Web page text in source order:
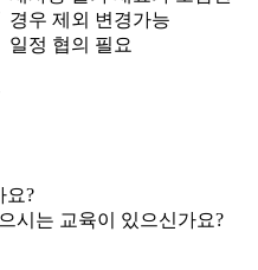
경우 제외 변경가능
일정 협의 필요
요?
시는 교육이 있으신가요?